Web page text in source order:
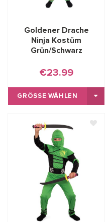
Goldener Drache
Ninja Kostüm
Grün/Schwarz
€23.99
GRÖSSE WÄHLEN